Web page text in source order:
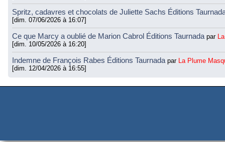
Spritz, cadavres et chocolats de Juliette Sachs Éditions
[dim. 07/06/2026 à 16:07]
Ce que Marcy a oublié de Marion Cabrol Éditions Taurnada par
[dim. 10/05/2026 à 16:20]
Indemne de François Rabes Éditions Taurnada par La Plume
[dim. 12/04/2026 à 16:55]